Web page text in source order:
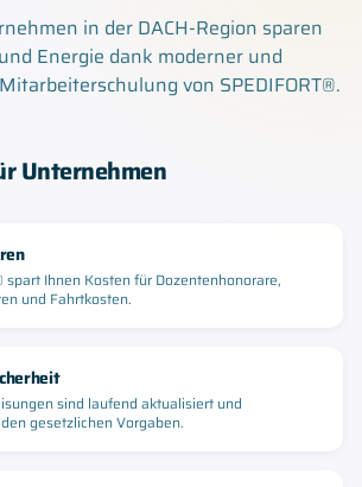
in der DACH-Region sparen
Energie dank moderner und
von SPEDIFORT®.
Unternehmen
spart Ihnen Kosten für Dozentenhonorare,
und Fahrtkosten.
sind laufend aktualisiert und
gesetzlichen Vorgaben.